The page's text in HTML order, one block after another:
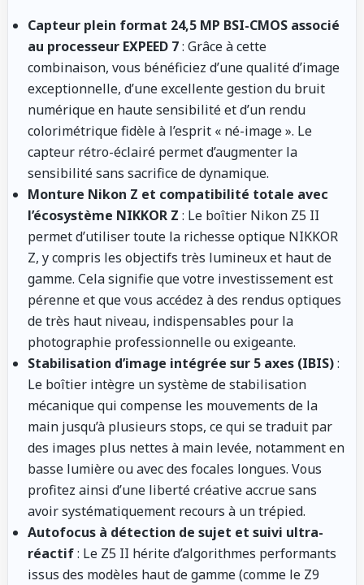
Capteur plein format 24,5 MP BSI-CMOS associé
au processeur EXPEED 7: Grâce à cette
combinaison, vous bénéficiez d’une qualité d’image
exceptionnelle, d’une excellente gestion du bruit
numérique en haute sensibilité et d’un rendu
colorimétrique fidèle à l’esprit « né-image ». Le
capteur rétro-éclairé permet d’augmenter la
sensibilité sans sacrifice de dynamique.
Monture Nikon Z et compatibilité totale avec
l’écosystème NIKKOR Z : Le boîtier Nikon Z5 II
permet d’utiliser toute la richesse optique NIKKOR
Z, y compris les objectifs très lumineux et haut de
gamme. Cela signifie que votre investissement est
pérenne et que vous accédez à des rendus optiques
de très haut niveau, indispensables pour la
photographie professionnelle ou exigeante.
Stabilisation d’image intégrée sur 5 axes (IBIS):
Le boîtier intègre un système de stabilisation
mécanique qui compense les mouvements de la
main jusqu’à plusieurs stops, ce qui se traduit par
des images plus nettes à main levée, notamment en
basse lumière ou avec des focales longues. Vous
profitez ainsi d’une liberté créative accrue sans
avoir systématiquement recours à un trépied.
Autofocus à détection de sujet et suivi ultra-
réactif: Le Z5 II hérite d’algorithmes performants
issus des modèles haut de gamme (comme le Z9